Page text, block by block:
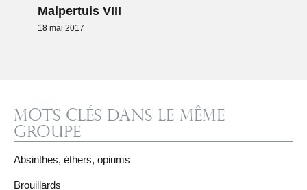
Malpertuis VIII
18 mai 2017
Mots-clés dans le même
groupe
Absinthes, éthers, opiums
Brouillards